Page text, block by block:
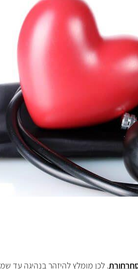
. לכן מומלץ להיזהר בנהיגה עד